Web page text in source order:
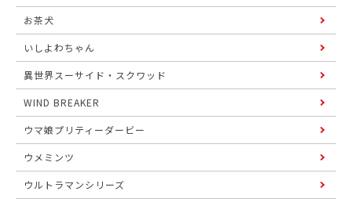
お茶犬
いしよわちゃん
異世界スーサイド・スクワッド
WIND BREAKER
ウマ娘プリティーダービー
ウメミンツ
ウルトラマンシリーズ